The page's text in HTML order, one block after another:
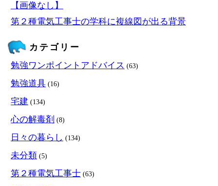
【画像なし】
第２種電気工事士の学科に複線図が出る背景
カテゴリー
勉強ワンポイントアドバイス (63)
勉強道具 (16)
宅建 (134)
心の解毒剤 (8)
日々の暮らし (134)
未分類 (5)
第２種電気工事士 (63)